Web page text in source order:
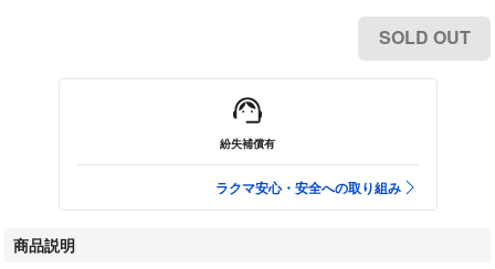
SOLD OUT
紛失補償有
ラクマ安心・安全への取り組み
商品説明